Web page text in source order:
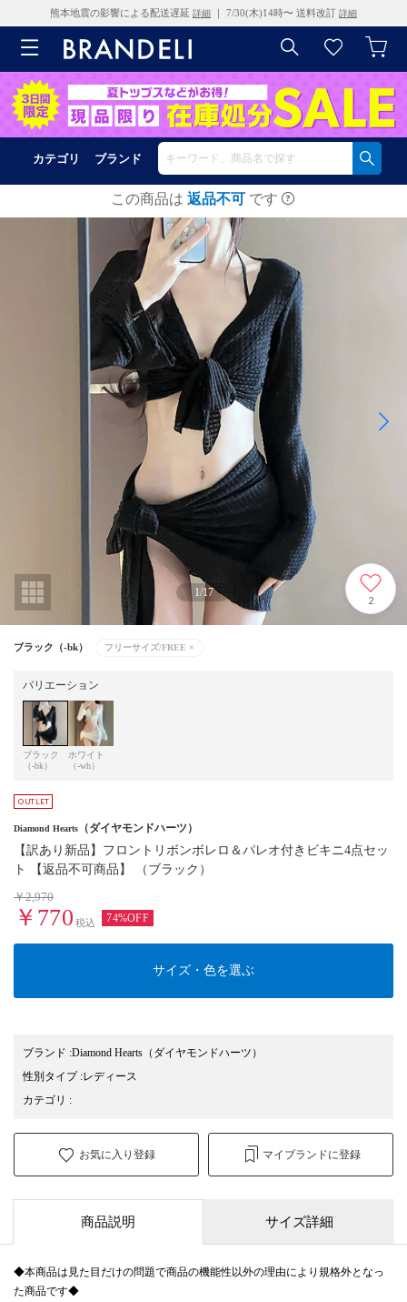
熊本地震の影響による配送遅延 詳細 ｜ 7/30(木)14時〜 送料改訂 詳細
カテゴリ ブランド
この商品は 返品不可 です
1/17
2
ブラック（-bk） フリーサイズ/FREE ×
バリエーション
ブラック
（-bk）
ホワイト
（-wh）
Diamond Hearts （ダイヤモンドハーツ）
【訳あり新品】フロントリボンボレロ＆パレオ付きビキニ4点セッ
ト 【返品不可商品】 （ブラック）
￥2,970
￥770 税込 74%OFF
サイズ・色を選ぶ
ブランド :Diamond Hearts （ダイヤモンドハーツ）
性別タイプ:レディース
カテゴリ :
お気に入り登録 マイブランドに登録
商品説明 サイズ詳細
◆本商品は見た目だけの問題で商品の機能性以外の理由により規格外となっ
た商品です◆